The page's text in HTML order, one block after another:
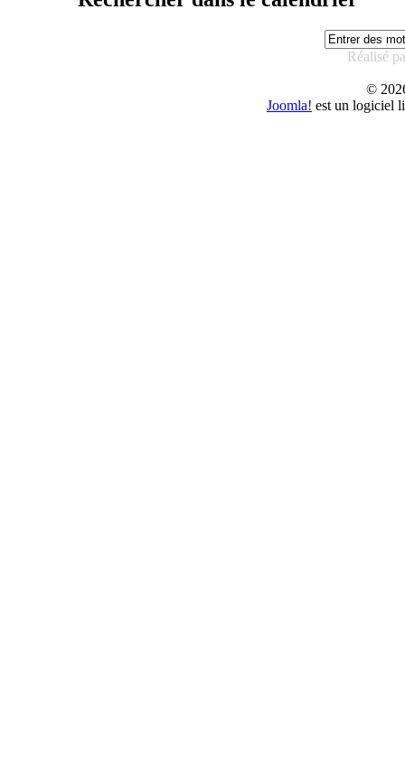
Réalisé
©
Joomla! est un logiciel